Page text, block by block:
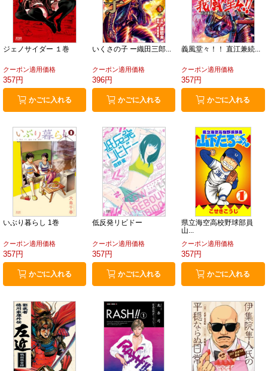
ジェノサイダー １巻
クーポン適用価格
357円
かごに入れる
いくさの子 ー織田三郎...
クーポン適用価格
396円
かごに入れる
義風堂々！！ 直江兼続...
クーポン適用価格
357円
かごに入れる
いぶり暮らし 1巻
クーポン適用価格
357円
かごに入れる
低反発リビドー
クーポン適用価格
357円
かごに入れる
県立海空高校野球部員
山...
クーポン適用価格
357円
かごに入れる